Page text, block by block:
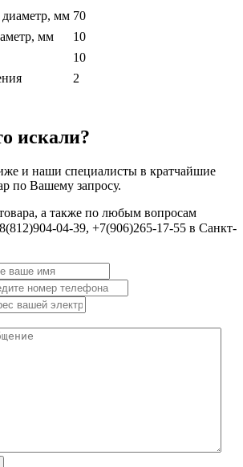
мм 70
мм
10
10
2
искали?
и наши специалисты в кратчайшие
по Вашему запросу.
а также по любым вопросам
04-39, +7(906)265-17-55 в Санкт-